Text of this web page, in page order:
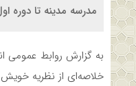
مدرسه مدینه تا دوره
به گزارش روابط عمومی
خلاصه‌ای از نظریه